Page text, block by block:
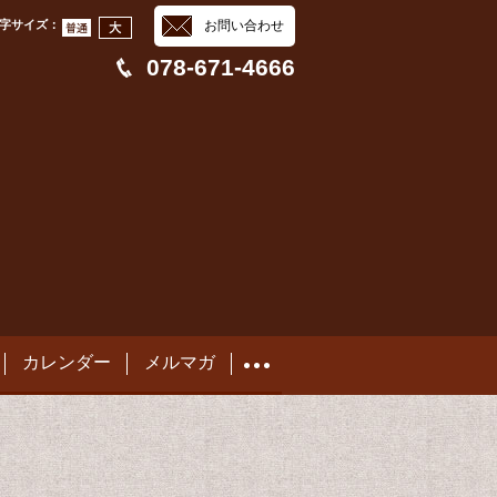
お問い合わせ
サイズ：
078-671-4666
カレンダー メルマガ